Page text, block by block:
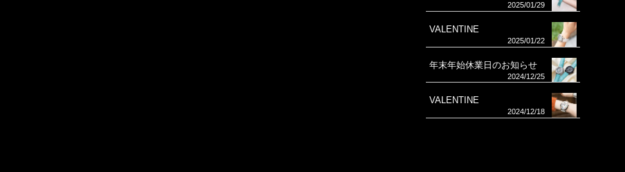
2025/01/29
VALENTINE
2025/01/22
年末年始休業日のお知らせ
2024/12/25
VALENTINE
2024/12/18